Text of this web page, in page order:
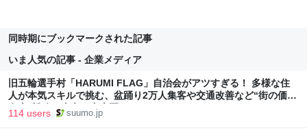
同時期にブックマークされた記事
いま人気の記事 - 企業メディア
旧五輪選手村「HARUMI FLAG」自治会がアツすぎる！ 多様な住
人が本気スキルで挑む、盆踊り2万人集客や交通改善など“街の価値
向上”戦略 東京・中央区
114 users suumo.jp